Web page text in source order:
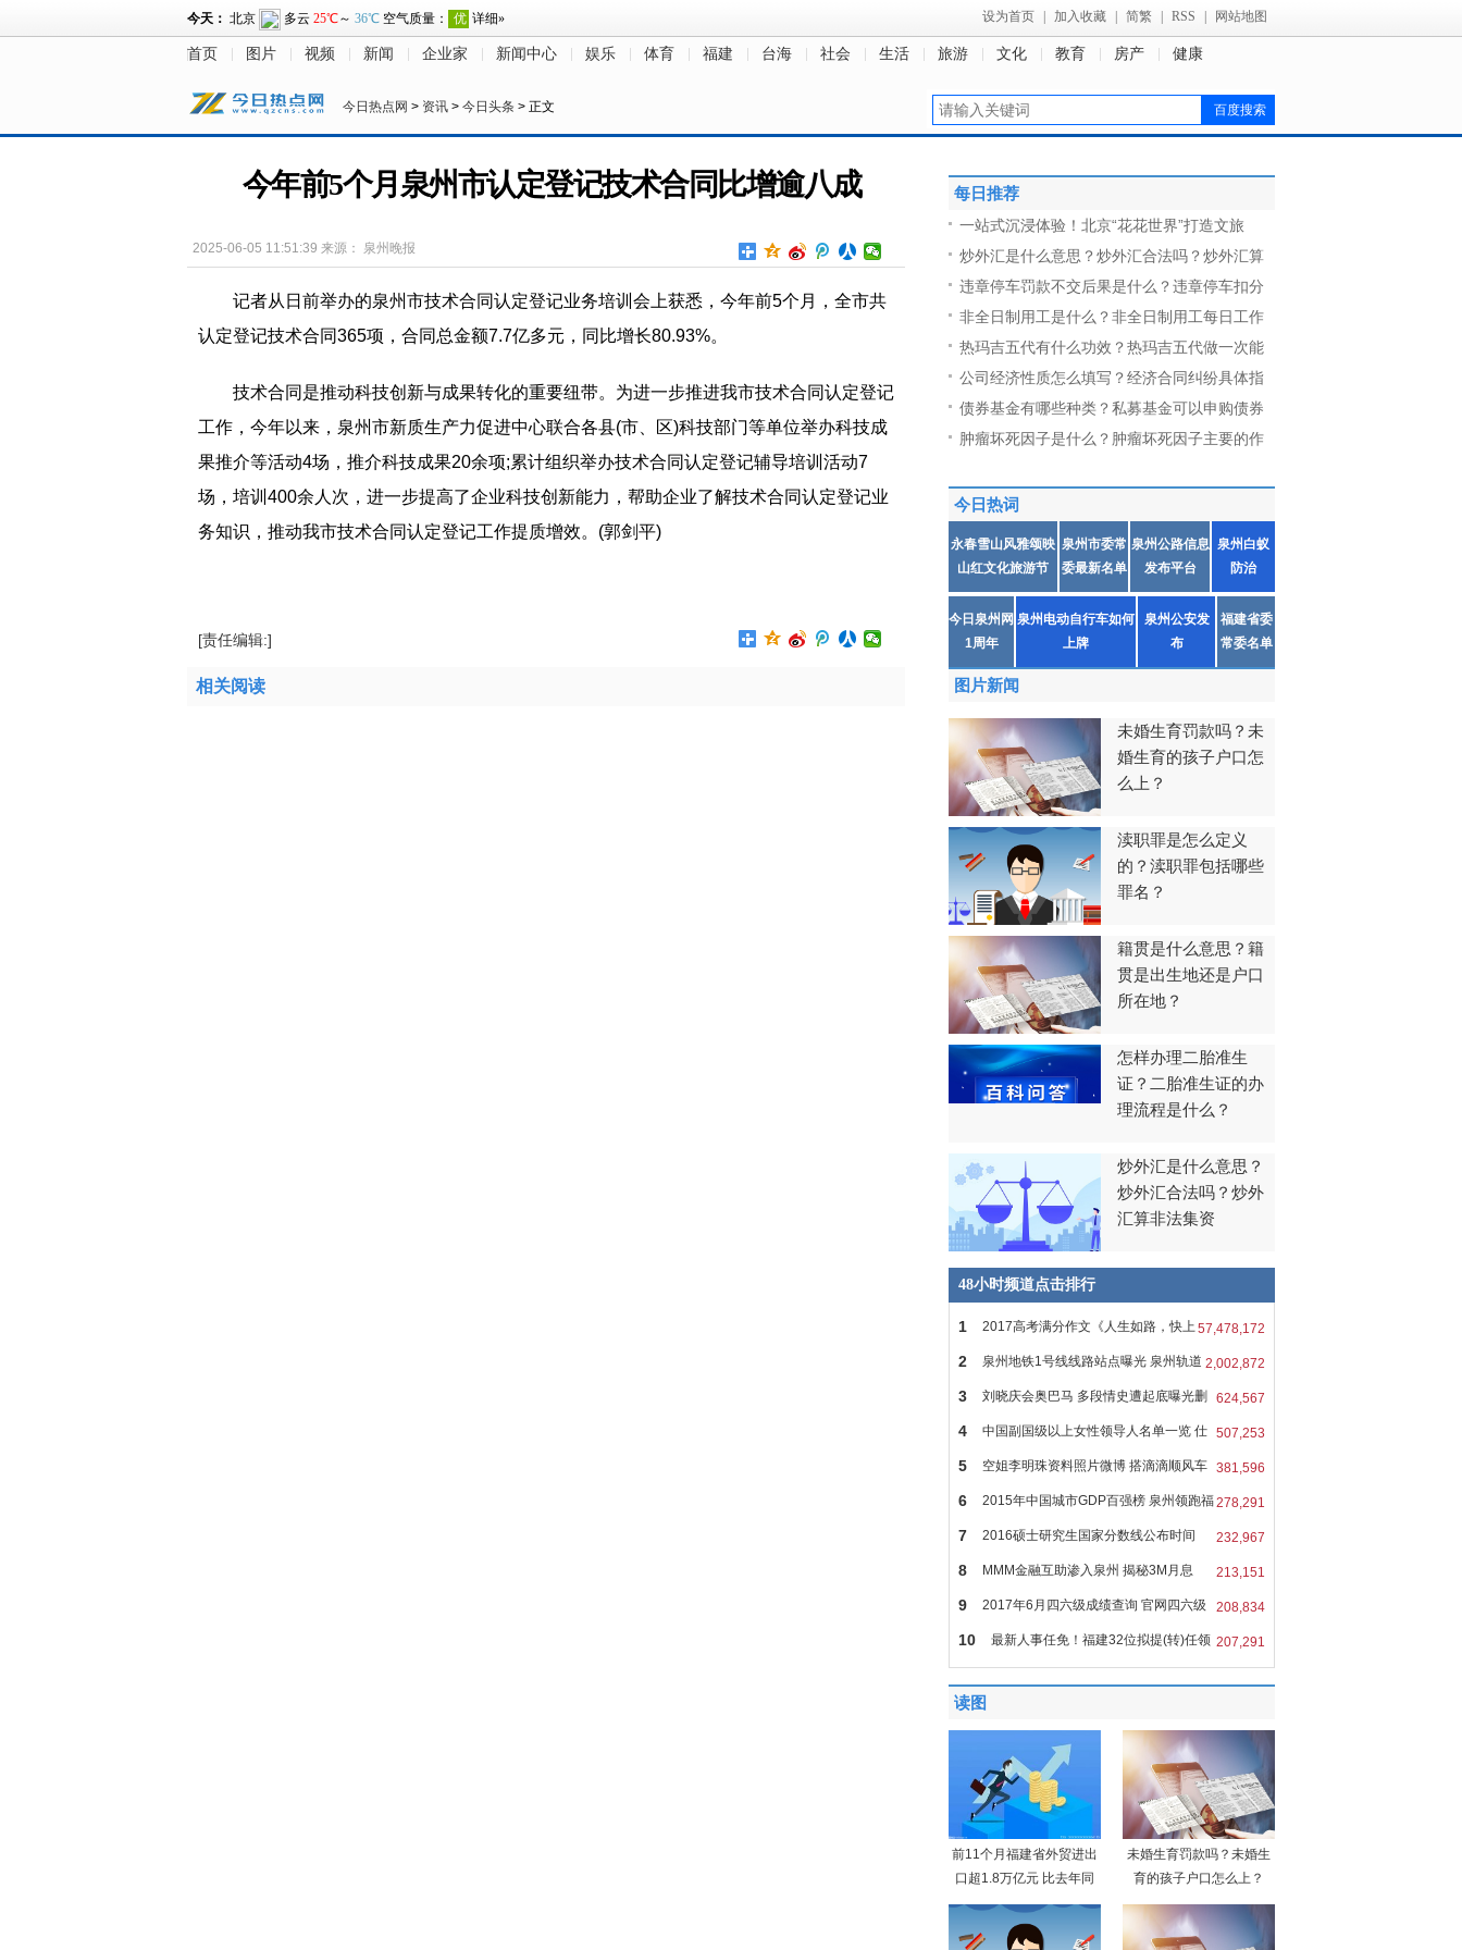
设为首页 加入收藏 简繁 RSS 网站地图
首页 图片 视频 新闻 企业家 新闻中心 娱乐 体育 福建 台海 社会 生活 旅游 文化 教育 房产 健康
今日热点网 > 资讯 > 今日头条 > 正文
今年前5个月泉州市认定登记技术合同比增逾八成
2025-06-05 11:51:39 来源： 泉州晚报
记者从日前举办的泉州市技术合同认定登记业务培训会上获悉，今年前5个月，全市共
认定登记技术合同365项，合同总金额7.7亿多元，同比增长80.93%。
技术合同是推动科技创新与成果转化的重要纽带。为进一步推进我市技术合同认定登记
工作，今年以来，泉州市新质生产力促进中心联合各县(市、区)科技部门等单位举办科技成
果推介等活动4场，推介科技成果20余项;累计组织举办技术合同认定登记辅导培训活动7
场，培训400余人次，进一步提高了企业科技创新能力，帮助企业了解技术合同认定登记业
务知识，推动我市技术合同认定登记工作提质增效。(郭剑平)
[责任编辑:]
相关阅读
每日推荐
一站式沉浸体验！北京“花花世界”打造文旅
炒外汇是什么意思？炒外汇合法吗？炒外汇算
违章停车罚款不交后果是什么？违章停车扣分
非全日制用工是什么？非全日制用工每日工作
热玛吉五代有什么功效？热玛吉五代做一次能
公司经济性质怎么填写？经济合同纠纷具体指
债券基金有哪些种类？私募基金可以申购债券
肿瘤坏死因子是什么？肿瘤坏死因子主要的作
今日热词
永春雪山风雅颂映
山红文化旅游节
泉州市委常
委最新名单
泉州公路信息
发布平台
泉州白蚁
防治
今日泉州网
1周年
泉州电动自行车如何
上牌
泉州公安发
布
福建省委
常委名单
图片新闻
未婚生育罚款吗？未
婚生育的孩子户口怎
么上？
渎职罪是怎么定义
的？渎职罪包括哪些
罪名？
籍贯是什么意思？籍
贯是出生地还是户口
所在地？
怎样办理二胎准生
证？二胎准生证的办
理流程是什么？
炒外汇是什么意思？
炒外汇合法吗？炒外
汇算非法集资
48小时频道点击排行
57,478,172
1 2017高考满分作文《人生如路，快上
车吧 2,002,872
2 泉州地铁1号线线路站点曝光 泉州轨道
交 624,567
3 刘晓庆会奥巴马 多段情史遭起底曝光删
507,253
4 中国副国级以上女性领导人名单一览 仕
381,596
5 空姐李明珠资料照片微博 搭滴滴顺风车
278,291
6 2015年中国城市GDP百强榜 泉州领跑福
建 232,967
7 2016硕士研究生国家分数线公布时间
201 213,151
8 MMM金融互助渗入泉州 揭秘3M月息
30%的 208,834
9 2017年6月四六级成绩查询 官网四六级
成 207,291
10 最新人事任免！福建32位拟提(转)任领
导
读图
前11个月福建省外贸进出
口超1.8万亿元 比去年同
未婚生育罚款吗？未婚生
育的孩子户口怎么上？